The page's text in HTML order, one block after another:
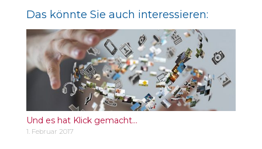
Das könnte Sie auch interessieren:
Und es hat Klick gemacht…
1. Februar 2017